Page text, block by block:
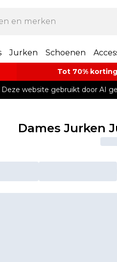
Jurken Schoenen
Tot 70%
Deze website gebruikt door AI
Dames Jurken